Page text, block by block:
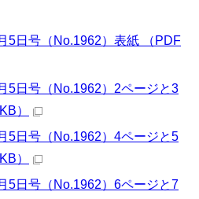
5日号（No.1962）表紙 （PDF
5日号（No.1962）2ページと3
）
5日号（No.1962）4ページと5
）
5日号（No.1962）6ページと7